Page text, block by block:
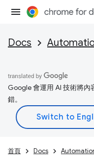
Docs
Google 會運用 AI 技術將內
錯。
首頁 Docs